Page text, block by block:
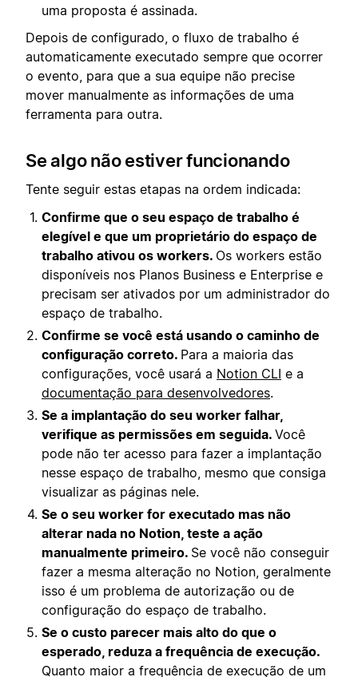
uma proposta é assinada.
Depois de configurado, o fluxo de trabalho é
automaticamente executado sempre que ocorrer
o evento, para que a sua equipe não precise
mover manualmente as informações de uma
ferramenta para outra.
Se algo não estiver funcionando
Tente seguir estas etapas na ordem indicada:
Confirme que o seu espaço de trabalho é
elegível e que um proprietário do espaço de
trabalho ativou os workers. Os workers estão
disponíveis nos Planos Business e Enterprise e
precisam ser ativados por um administrador do
espaço de trabalho.
Confirme se você está usando o caminho de
configuração correto. Para a maioria das
configurações, você usará a Notion CLI e a
documentação para desenvolvedores.
Se a implantação do seu worker falhar,
verifique as permissões em seguida. Você
pode não ter acesso para fazer a implantação
nesse espaço de trabalho, mesmo que consiga
visualizar as páginas nele.
Se o seu worker for executado mas não
alterar nada no Notion, teste a ação
manualmente primeiro. Se você não conseguir
fazer a mesma alteração no Notion, geralmente
isso é um problema de autorização ou de
configuração do espaço de trabalho.
Se o custo parecer mais alto do que o
esperado, reduza a frequência de execução.
Quanto maior a frequência de execução de um